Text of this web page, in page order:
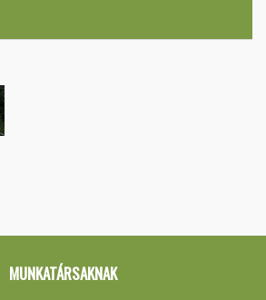
MUNKATÁRSAKNAK